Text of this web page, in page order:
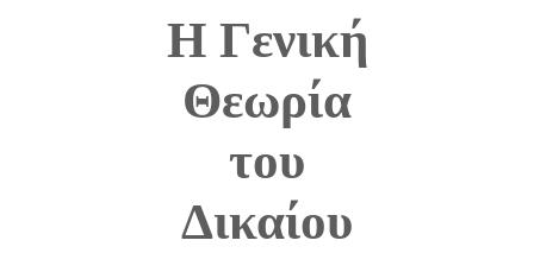
Η Γενική
Θεωρία
του
Δικαίου